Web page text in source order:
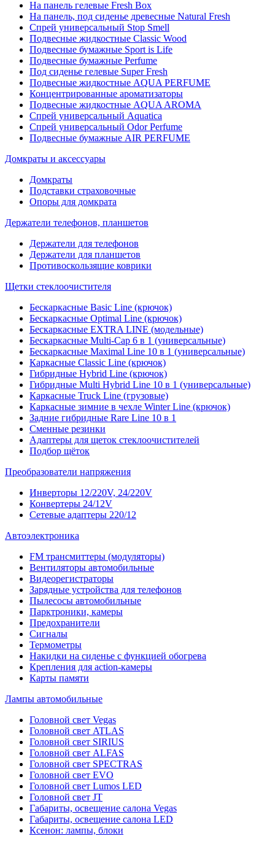
На панель гелевые Fresh Box
На панель, под сиденье древесные Natural Fresh
Спрей универсальный Stop Smell
Подвесные жидкостные Classic Wood
Подвесные бумажные Sport is Life
Подвесные бумажные Perfume
Под сиденье гелевые Super Fresh
Подвесные жидкостные AQUA PERFUME
Концентрированные ароматизаторы
Подвесные жидкостные AQUA AROMA
Спрей универсальный Aquatica
Спрей универсальный Odor Perfume
Подвесные бумажные AIR PERFUME
Домкраты и аксессуары
Домкраты
Подставки страховочные
Опоры для домкрата
Держатели телефонов, планшетов
Держатели для телефонов
Держатели для планшетов
Противоскользящие коврики
Щетки стеклоочистителя
Бескаркасные Basic Line (крючок)
Бескаркасные Optimal Line (крючок)
Бескаркасные EXTRA LINE (модельные)
Бескаркасные Multi-Cap 6 в 1 (универсальные)
Бескаркасные Maximal Line 10 в 1 (универсальные)
Каркасные Classic Line (крючок)
Гибридные Hybrid Line (крючок)
Гибридные Multi Hybrid Line 10 в 1 (универсальные)
Каркасные Truck Line (грузовые)
Каркасные зимние в чехле Winter Line (крючок)
Задние гибридные Rare Line 10 в 1
Сменные резинки
Адаптеры для щеток стеклоочистителей
Подбор щёток
Преобразователи напряжения
Инверторы 12/220V, 24/220V
Конвертеры 24/12V
Сетевые адаптеры 220/12
Автоэлектроника
FM трансмиттеры (модуляторы)
Вентиляторы автомобильные
Видеорегистраторы
Зарядные устройства для телефонов
Пылесосы автомобильные
Парктроники, камеры
Предохранители
Сигналы
Термометры
Накидки на сиденье с функцией обогрева
Крепления для action-камеры
Карты памяти
Лампы автомобильные
Головной свет Vegas
Головной свет ATLAS
Головной свет SIRIUS
Головной свет ALFAS
Головной свет SPECTRAS
Головной свет EVO
Головной свет Lumos LED
Головной свет JT
Габариты, освещение салона Vegas
Габариты, освещение салона LED
Ксенон: лампы, блоки